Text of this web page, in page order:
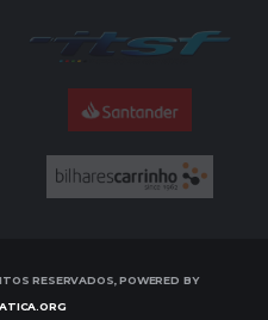
RESERVADOS, POWERED BY